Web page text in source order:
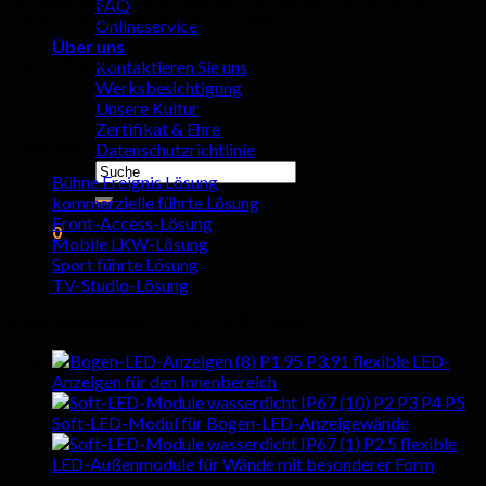
FAQ
Onlineservice
Über uns
Kontaktieren Sie uns
Werksbesichtigung
Unsere Kultur
Zertifikat & Ehre
Datenschutzrichtlinie
Suchen
nach:
0
Wagen
würden nur die LED-Bildschirm liefern.
Systemdiagramm
Bühne Ereignis Lösung
kommerzielle führte Lösung
Front-Access-Lösung
Mobile LKW-Lösung
Sport führte Lösung
TV-Studio-Lösung
P1.95 P3.91 flexible LED-
Anzeigen für den Innenbereich
P2 P3 P4 P5
Soft-LED-Modul für Bogen-LED-Anzeigewände
P2.5 flexible
LED-Außenmodule für Wände mit besonderer Form